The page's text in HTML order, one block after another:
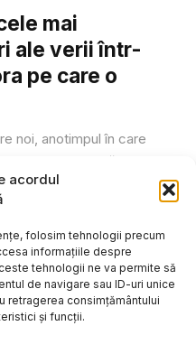
acordul
folosim tehnologii precum
informațiile despre
tehnologii ne va permite să
de navigare sau ID-uri unice
retragerea consimțământului
și funcții.
mai
ale verii într-
pe care o
noi, anotimpul în care
lucruri. Plecăm în
luni...